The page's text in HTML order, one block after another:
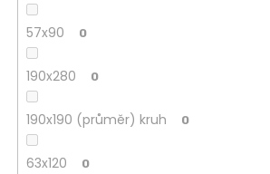
57x90 0
190x280 0
190x190 (průměr) kruh 0
63x120 0